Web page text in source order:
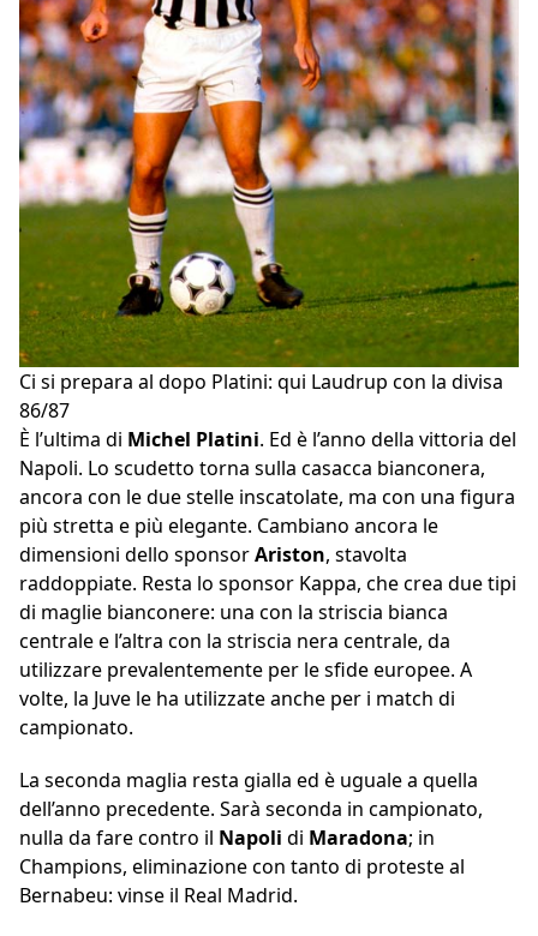
Ci si prepara al dopo Platini: qui Laudrup con la divisa
86/87
È l’ultima di Michel Platini. Ed è l’anno della vittoria del
Napoli. Lo scudetto torna sulla casacca bianconera,
ancora con le due stelle inscatolate, ma con una figura
più stretta e più elegante. Cambiano ancora le
dimensioni dello sponsorAriston, stavolta
raddoppiate. Resta lo sponsor Kappa, che crea due tipi
di maglie bianconere: una con la striscia bianca
centrale e l’altra con la striscia nera centrale, da
utilizzare prevalentemente per le sfide europee. A
volte, la Juve le ha utilizzate anche per i match di
campionato.
La seconda maglia resta gialla ed è uguale a quella
dell’anno precedente. Sarà seconda in campionato,
nulla da fare contro il Napoli di Maradona; in
Champions, eliminazione con tanto di proteste al
Bernabeu: vinse il Real Madrid.